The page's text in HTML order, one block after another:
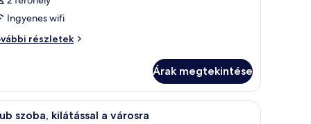
Ingyenes wifi
részletek
Árak megtekintése
nyílik kilátás, és a naplemente látható.Egy szállodai szoba, amelyben található egy
7 szoba, kilátással a városra